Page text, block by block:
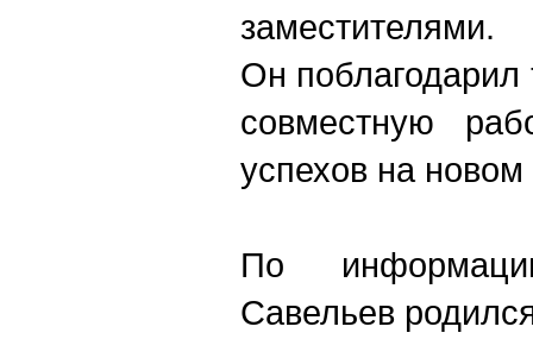
заместителями.
Он поблагодарил
совместную
успехов на новом
По
Савельев